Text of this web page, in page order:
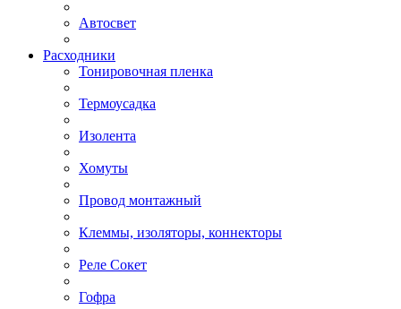
Автосвет
Расходники
Тонировочная пленка
Термоусадка
Изолента
Хомуты
Провод монтажный
Клеммы, изоляторы, коннекторы
Реле Сокет
Гофра